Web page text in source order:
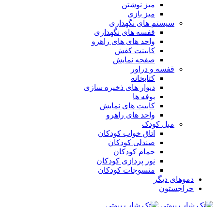
میز نوشتن
میز بازی
سیستم های نگهداری
قفسه های نگهداری
واحد های های راهرو
کابینت کفش
صفحه نمایش
قفسه و دراور
کتابخانه
دیوار های ذخیره سازی
بوفه ها
کابیت های نمایش
واحد های راهرو
مبل کودک
اتاق خواب کودکان
صندلی کودکان
حمام کودکان
نور پردازی کودکان
منسوجات کودکان
دموهای دیگر
حراجستون